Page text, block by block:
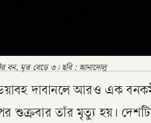
বন, মৃত বেড়ে ৩। ছবি : আনাদোলু
দাবানলে আরও এক
শুক্রবার তাঁর মৃত্যু হয়।